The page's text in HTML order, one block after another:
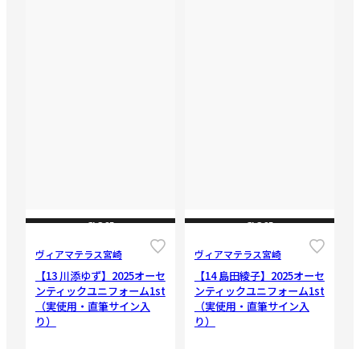
CLOSE
ヴィアマテラス宮崎
【13 川添ゆず】2025オーセ
ンティックユニフォーム1st
（実使用・直筆サイン入
り）
CLOSE
ヴィアマテラス宮崎
【14 島田綾子】2025オーセ
ンティックユニフォーム1st
（実使用・直筆サイン入
り）